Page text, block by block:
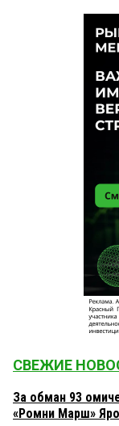
СВЕЖИЕ
За обман 93
«Ромни Марш»